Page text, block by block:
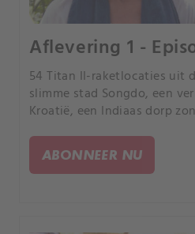
Aflevering 1 -
54 Titan II-raketlocaties uit
slimme stad Songdo, een
Kroatië, een Indiaas dorp
onvoorstelbare plaatsen te
ABONNEER NU